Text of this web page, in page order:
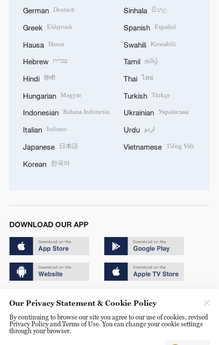
German Deutsch
Greek Ελληνικά
Hausa Hausa
Hebrew עברית
Hindi हिन्दी
Hungarian Magyar
Indonesian Bahasa Indonesia
Italian Italiano
Japanese 日本語
Korean 한국어
Sinhala සිංහල
Spanish Español
Swahili Kiswahili
Tamil தமிழ்
Thai ไทย
Turkish Türkçe
Ukrainian Українська
Urdu اردو
Vietnamese Tiếng Việt
DOWNLOAD OUR APP
京ICP备20000184号
京公网安备 11010502050052号
Our Privacy Statement & Cookie Policy
By continuing to browse our site you agree to our use of cookies, revised
Privacy Policy and Terms of Use. You can change your cookie settings
through your browser.